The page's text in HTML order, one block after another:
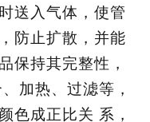
送入气体，使管
防止扩散，并能
保持其完整性，
加热、过滤等，
色成正比关 系，